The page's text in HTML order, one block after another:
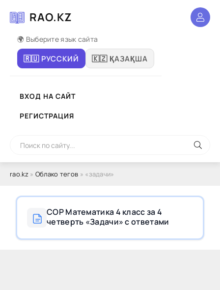
RAO.KZ
🌍 Выберите язык сайта
🇷🇺 РУССКИЙ 🇰🇿 ҚАЗАҚША
ВХОД НА САЙТ
РЕГИСТРАЦИЯ
rao.kz» Облако тегов » «задачи»
СОР Математика 4 класс за 4
четверть «Задачи» с ответами